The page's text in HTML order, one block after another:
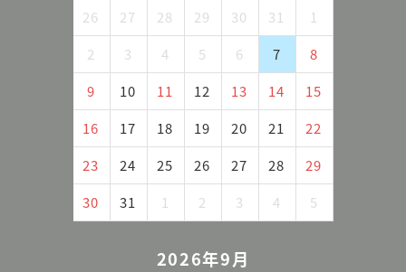
26
27 28 29 30 31
1
2
3 4 5 6 7
8
9
10 11 12 13 14
15
16
17 18 19 20 21
22
23
24 25 26 27 28
29
30
31 1 2 3 4 5
2026年9月